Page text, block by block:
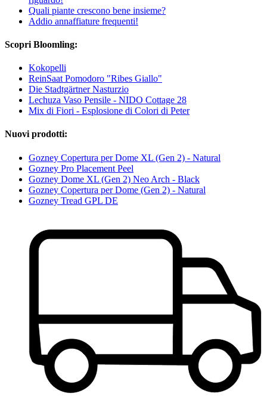
Quali piante crescono bene insieme?
Addio annaffiature frequenti!
Scopri Bloomling:
Kokopelli
ReinSaat Pomodoro "Ribes Giallo"
Die Stadtgärtner Nasturzio
Lechuza Vaso Pensile - NIDO Cottage 28
Mix di Fiori - Esplosione di Colori di Peter
Nuovi prodotti:
Gozney Copertura per Dome XL (Gen 2) - Natural
Gozney Pro Placement Peel
Gozney Dome XL (Gen 2) Neo Arch - Black
Gozney Copertura per Dome (Gen 2) - Natural
Gozney Tread GPL DE